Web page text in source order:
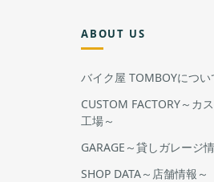
ABOUT US
バイク屋 TOMBOYについ
CUSTOM FACTORY～カ
工場～
GARAGE～貸しガレージ
SHOP DATA～店舗情報～